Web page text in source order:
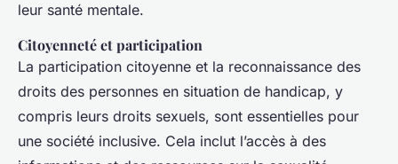
leur santé mentale.
Citoyenneté et participation
La participation citoyenne et la reconnaissance des
droits des personnes en situation de handicap, y
compris leurs droits sexuels, sont essentielles pour
une société inclusive. Cela inclut l’accès à des